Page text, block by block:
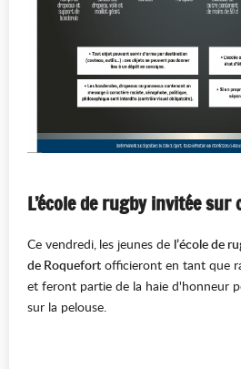
L’école de rugby invitée sur
Ce vendredi, les jeunes de l’école de
de Roquefort officieront en tant que
et feront partie de la haie d'honneur
sur la pelouse.